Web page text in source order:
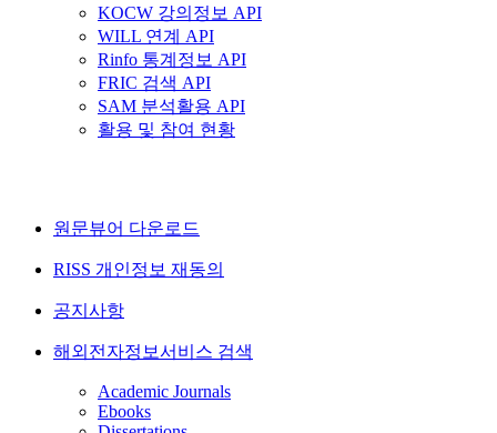
KOCW 강의정보 API
WILL 연계 API
Rinfo 통계정보 API
FRIC 검색 API
SAM 분석활용 API
활용 및 참여 현황
원문뷰어 다운로드
RISS 개인정보 재동의
공지사항
해외전자정보서비스 검색
Academic Journals
Ebooks